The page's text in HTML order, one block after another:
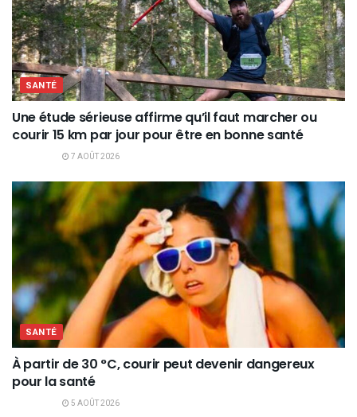
SANTÉ
Une étude sérieuse affirme qu’il faut marcher ou
courir 15 km par jour pour être en bonne santé
7 AOÛT 2026
SANTÉ
À partir de 30 °C, courir peut devenir dangereux
pour la santé
5 AOÛT 2026